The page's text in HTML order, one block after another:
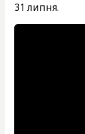
31 липня.